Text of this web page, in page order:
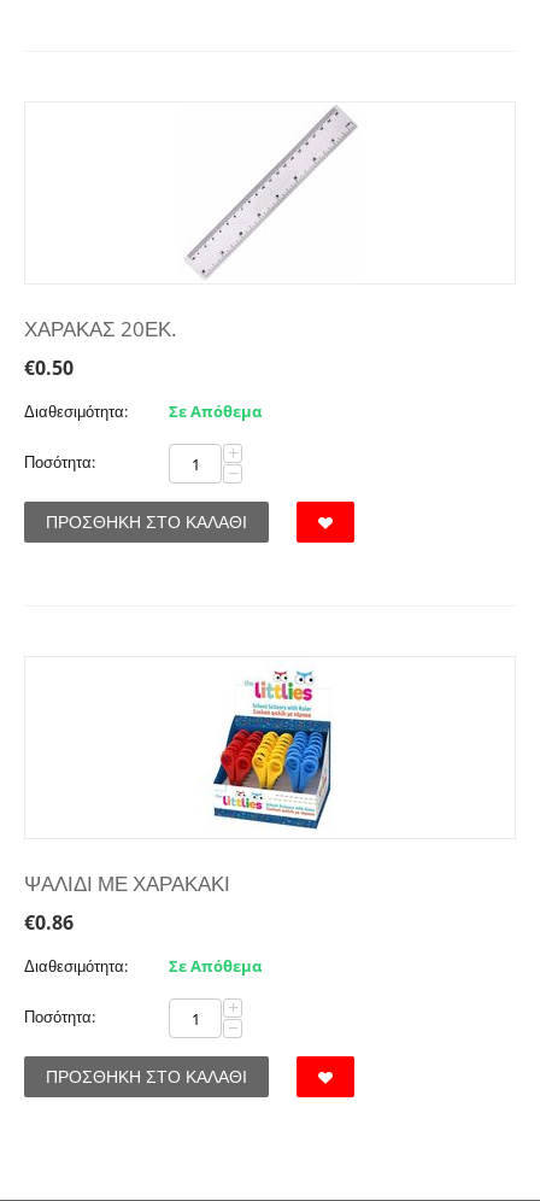
ΧΑΡΑΚΑΣ 20ΕΚ.
€0.50
Διαθεσιμότητα: Σε Απόθεμα
Ποσότητα: +
−
ΠΡΟΣΘΉΚΗ ΣΤΟ ΚΑΛΆΘΙ
ΨΑΛΙΔΙ ΜΕ ΧΑΡΑΚΑΚΙ
€0.86
Διαθεσιμότητα: Σε Απόθεμα
Ποσότητα: +
−
ΠΡΟΣΘΉΚΗ ΣΤΟ ΚΑΛΆΘΙ